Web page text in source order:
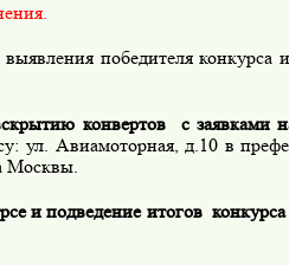
победителя конкурса
конвертов с заявками
ул. Авиамоторная, д.10 в
Москвы.
и подведение итогов конкурса